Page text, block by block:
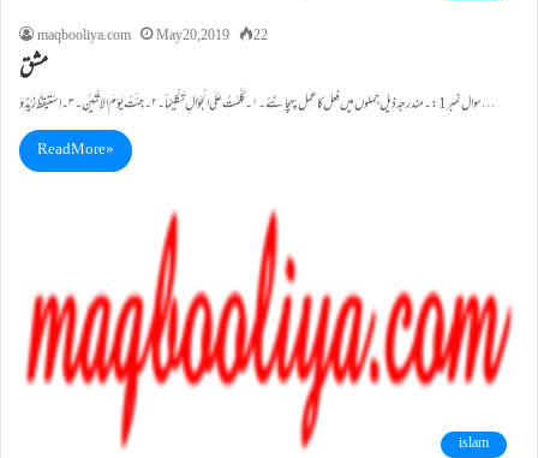
maqbooliya.com
May 20, 2019 22
مشق
سوال نمبر1:۔ مندرجہ ذیل جملوں میں فعل کا عمل پہچانئے۔ ۱۔کَلَّمْتُ عَلَی الْجَوَّالِ تَکْلِیْماً۔۲۔جِئْتُ یَوْمَ الاِثْنَیْنِ۔۳۔اِسْتَیْقَظَ زَیْدٌ وَ…
Read More »
islam